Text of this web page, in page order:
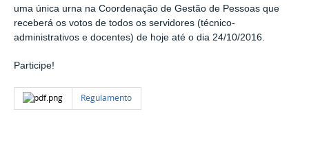
uma única urna na Coordenação de Gestão de Pessoas que
receberá os votos de todos os servidores (técnico-
administrativos e docentes) de hoje até o dia 24/10/2016.
Participe!
Regulamento